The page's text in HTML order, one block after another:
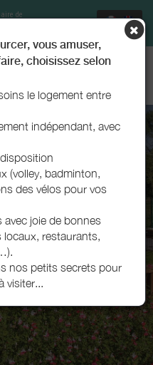
de
D’OISEAUX - LE TEICH
vous amuser,
choisissez selon
le logement entre
indépendant, avec
(volley, badminton,
des vélos pour vos
joie de bonnes
restaurants,
nos petits secrets pour